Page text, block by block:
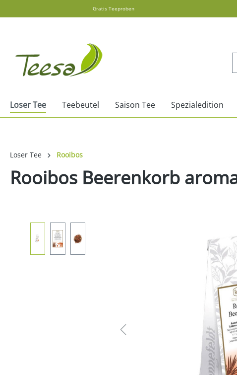
Zur Hauptnavigation springen
Gratis Teeproben
Loser Tee Teebeutel Saison Tee Spezialedition
Loser Tee Rooibos
Rooibos Beerenkorb